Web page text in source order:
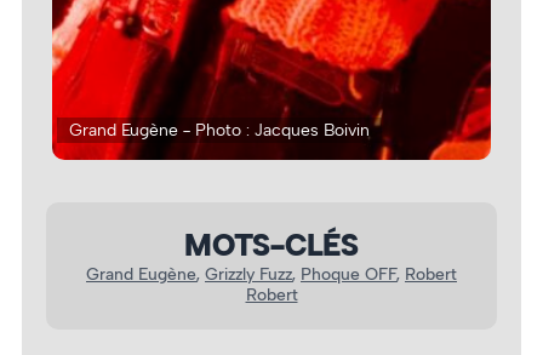
Grand Eugène - Photo : Jacques Boivin
MOTS-CLÉS
Grand Eugène, Grizzly Fuzz, Phoque OFF, Robert
Robert